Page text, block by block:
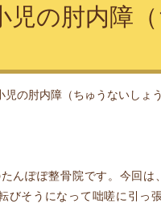
児の肘内障
児の肘内障（ちゅうないしょ
んぽぽ整骨院です。今回
びそうになって咄嗟に引っ